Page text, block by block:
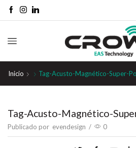
Inicio Tag-Acusto-Magnético-Super-
Tag-Acusto-Magnético-
Publicado por evendesign / 0